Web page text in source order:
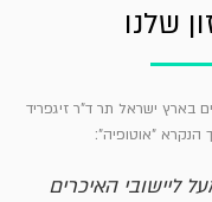
שלנו
בארץ ישראל תר ד"ר זיגפריד
הנקרא "אוטופיה":
ליישובי האיכרים